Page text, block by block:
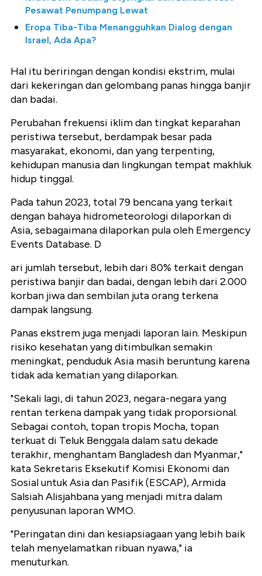
Pesawat Penumpang Lewat
Eropa Tiba-Tiba Menangguhkan Dialog dengan
Israel, Ada Apa?
Hal itu beriringan dengan kondisi ekstrim, mulai
dari kekeringan dan gelombang panas hingga banjir
dan badai.
Perubahan frekuensi iklim dan tingkat keparahan
peristiwa tersebut, berdampak besar pada
masyarakat, ekonomi, dan yang terpenting,
kehidupan manusia dan lingkungan tempat makhluk
hidup tinggal.
Pada tahun 2023, total 79 bencana yang terkait
dengan bahaya hidrometeorologi dilaporkan di
Asia, sebagaimana dilaporkan pula oleh Emergency
Events Database. D
ari jumlah tersebut, lebih dari 80% terkait dengan
peristiwa banjir dan badai, dengan lebih dari 2.000
korban jiwa dan sembilan juta orang terkena
dampak langsung.
Panas ekstrem juga menjadi laporan lain. Meskipun
risiko kesehatan yang ditimbulkan semakin
meningkat, penduduk Asia masih beruntung karena
tidak ada kematian yang dilaporkan.
"Sekali lagi, di tahun 2023, negara-negara yang
rentan terkena dampak yang tidak proporsional.
Sebagai contoh, topan tropis Mocha, topan
terkuat di Teluk Benggala dalam satu dekade
terakhir, menghantam Bangladesh dan Myanmar,"
kata Sekretaris Eksekutif Komisi Ekonomi dan
Sosial untuk Asia dan Pasifik (ESCAP), Armida
Salsiah Alisjahbana yang menjadi mitra dalam
penyusunan laporan WMO.
"Peringatan dini dan kesiapsiagaan yang lebih baik
telah menyelamatkan ribuan nyawa," ia
menuturkan.